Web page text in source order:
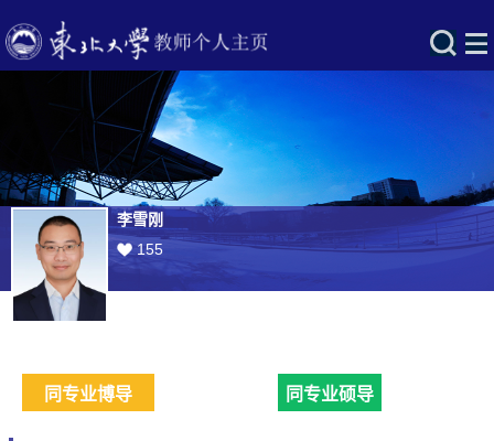
李雪刚
155
同专业博导 同专业硕导